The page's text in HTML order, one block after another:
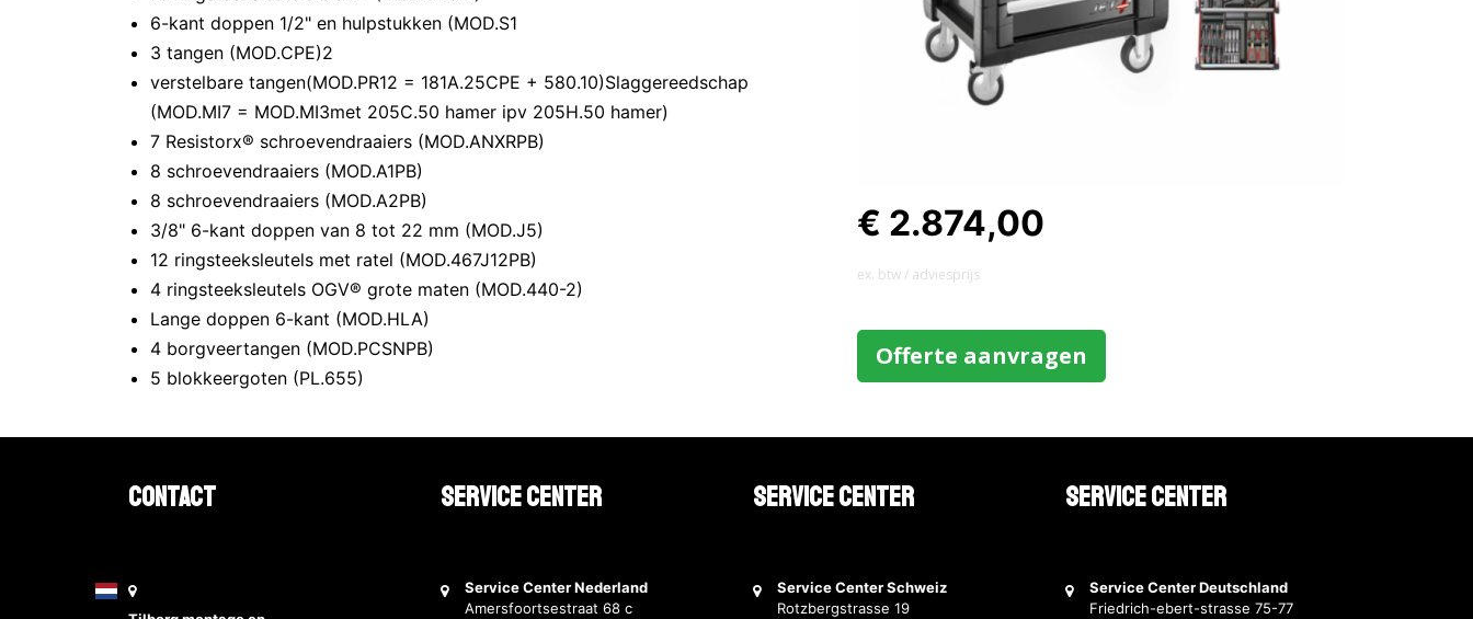
€ 2.874,00
ex. btw / adviesprijs
Offerte aanvragen
6-kant doppen 1/2" en hulpstukken (MOD.S1
3 tangen (MOD.CPE)2
verstelbare tangen(MOD.PR12 = 181A.25CPE + 580.10)Slaggereedschap
(MOD.MI7 = MOD.MI3met 205C.50 hamer ipv 205H.50 hamer)
7 Resistorx® schroevendraaiers (MOD.ANXRPB)
8 schroevendraaiers (MOD.A1PB)
8 schroevendraaiers (MOD.A2PB)
3/8" 6-kant doppen van 8 tot 22 mm (MOD.J5)
12 ringsteeksleutels met ratel (MOD.467J12PB)
4 ringsteeksleutels OGV® grote maten (MOD.440-2)
Lange doppen 6-kant (MOD.HLA)
4 borgveertangen (MOD.PCSNPB)
5 blokkeergoten (PL.655)
Contact Service Center
Service Center Nederland
Amersfoortsestraat 68 c
Service Center
Service Center Schweiz
Rotzbergstrasse 19
Service Center
Service Center Deutschland
Friedrich-ebert-strasse 75-77